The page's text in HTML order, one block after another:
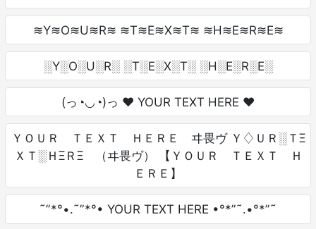
≋Y≋O≋U≋R≋ ≋T≋E≋X≋T≋ ≋H≋E≋R≋E≋
░Y░O░U░R░ ░T░E░X░T░ ░H░E░R░E░
(っ◔◡◔)っ ♥ YOUR TEXT HERE ♥
ＹＯＵＲ ＴＥＸＴ ＨＥＲＥ ヰ畏ヴ Ｙ♢ＵＲ░ＴΞ
ＸＴ░ＨΞＲΞ （ヰ畏ヴ） 【ＹＯＵＲ ＴＥＸＴ Ｈ
ＥＲＥ】
˜”*°•.˜”*°• YOUR TEXT HERE •°*”˜.•°*”˜